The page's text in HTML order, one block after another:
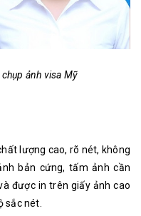
ảnh visa Mỹ
lượng cao, rõ nét, không
bản cứng, tấm ảnh cần
được in trên giấy ảnh cao
sắc nét.